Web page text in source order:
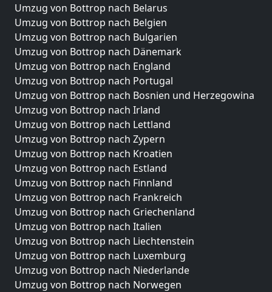
Umzug von Bottrop nach Belarus
Umzug von Bottrop nach Belgien
Umzug von Bottrop nach Bulgarien
Umzug von Bottrop nach Dänemark
Umzug von Bottrop nach England
Umzug von Bottrop nach Portugal
Umzug von Bottrop nach Bosnien und Herzegowina
Umzug von Bottrop nach Irland
Umzug von Bottrop nach Lettland
Umzug von Bottrop nach Zypern
Umzug von Bottrop nach Kroatien
Umzug von Bottrop nach Estland
Umzug von Bottrop nach Finnland
Umzug von Bottrop nach Frankreich
Umzug von Bottrop nach Griechenland
Umzug von Bottrop nach Italien
Umzug von Bottrop nach Liechtenstein
Umzug von Bottrop nach Luxemburg
Umzug von Bottrop nach Niederlande
Umzug von Bottrop nach Norwegen